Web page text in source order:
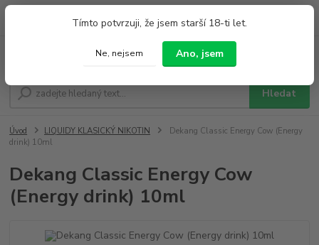
Tímto potvrzuji, že jsem starší 18-ti let.
Ne, nejsem Ano, jsem
Hledat
Po - Pá 9:00 - 19:00 So 9:00 - 14:00
Úvod LIQUIDY KLASICKÝ NIKOTIN
Dekang Classic Energy Cow (Energy
drink) 10ml
Dekang Classic Energy Cow
(Energy drink) 10ml